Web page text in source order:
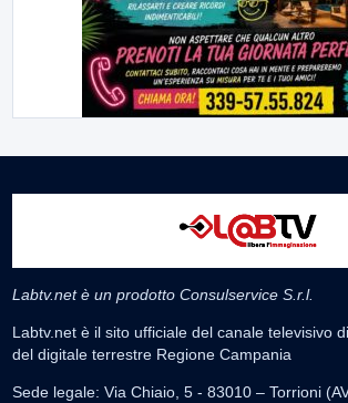
Labtv.net è un prodotto Consulservice S.r.l.
Labtv.net è il sito ufficiale del canale televisivo
del digitale terrestre Regione Campania
Sede legale: Via Chiaio, 5 - 83010 – Torrioni